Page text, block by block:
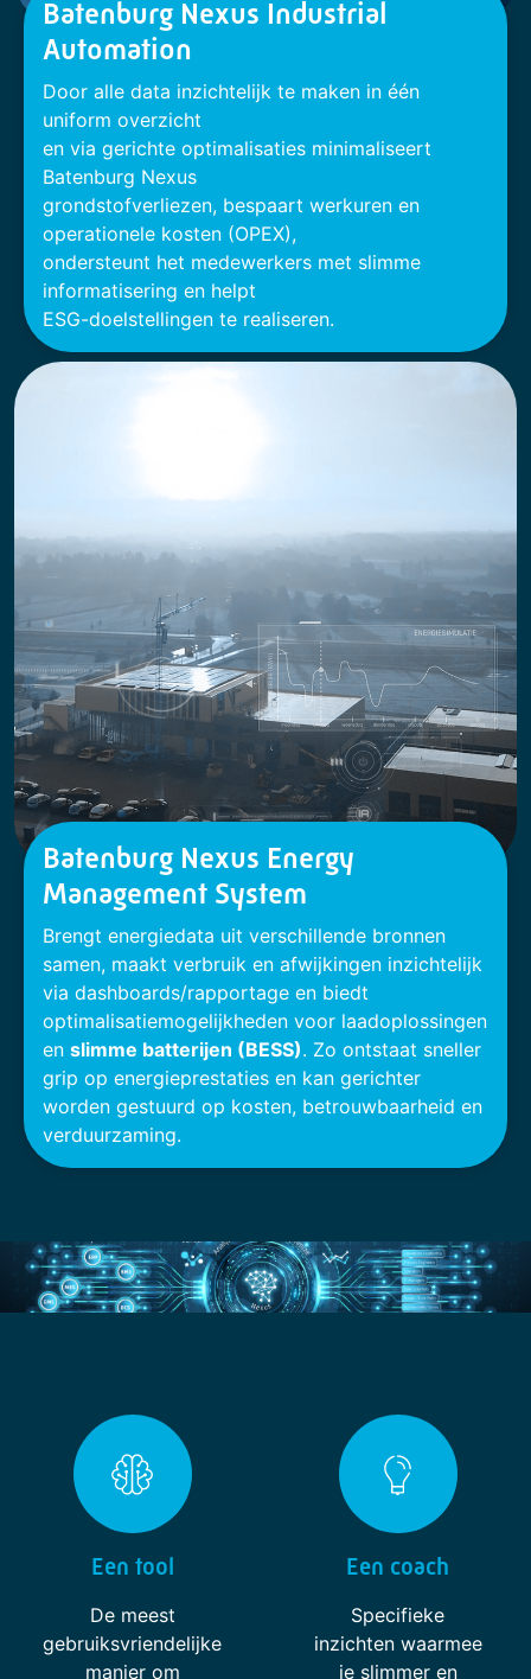
Batenburg Nexus Industrial
Automation
Door alle data inzichtelijk te maken in één
uniform overzicht
en via gerichte optimalisaties minimaliseert
Batenburg Nexus
grondstofverliezen, bespaart werkuren en
operationele kosten (OPEX),
ondersteunt het medewerkers met slimme
informatisering en helpt
ESG-doelstellingen te realiseren.
Batenburg Nexus Energy
Management System
Brengt energiedata uit verschillende bronnen
samen, maakt verbruik en afwijkingen inzichtelijk
via dashboards/rapportage en biedt
optimalisatiemogelijkheden voor laadoplossingen
en slimme batterijen (BESS). Zo ontstaat sneller
grip op energieprestaties en kan gerichter
worden gestuurd op kosten, betrouwbaarheid en
verduurzaming.
Een tool
De meest
gebruiksvriendelijke
manier om
Een coach
Specifieke
inzichten waarmee
je slimmer en